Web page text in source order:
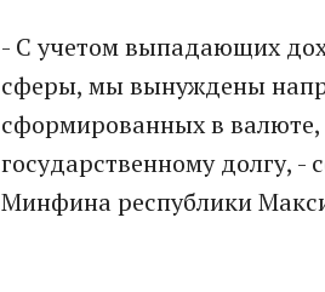
- С учетом выпадающих
сферы, мы вынуждены
сформированных в
государственному долгу, -
Минфина республики